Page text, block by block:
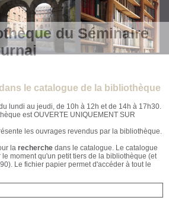
du Séminaire
le catalogue de la bibliothèque
lundi au jeudi, de 10h à 12h et de 14h à 17h30.
est OUVERTE UNIQUEMENT SUR
les ouvrages revendus par la bibliothèque.
la recherche dans le catalogue. Le catalogue
moment qu'un petit tiers de la bibliothèque (et
Le fichier papier permet d'accéder à tout le